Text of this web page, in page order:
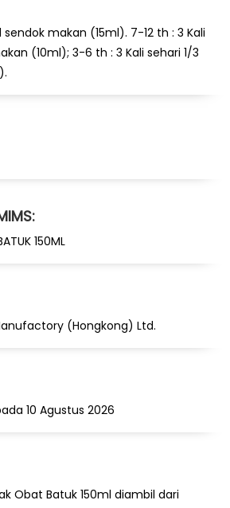
sendok makan (15ml). 7-12 th : 3 Kali
(10ml); 3-6 th : 3 Kali sehari 1/3
150ML
(Hongkong) Ltd.
10 Agustus 2026
Obat Batuk 150ml diambil dari